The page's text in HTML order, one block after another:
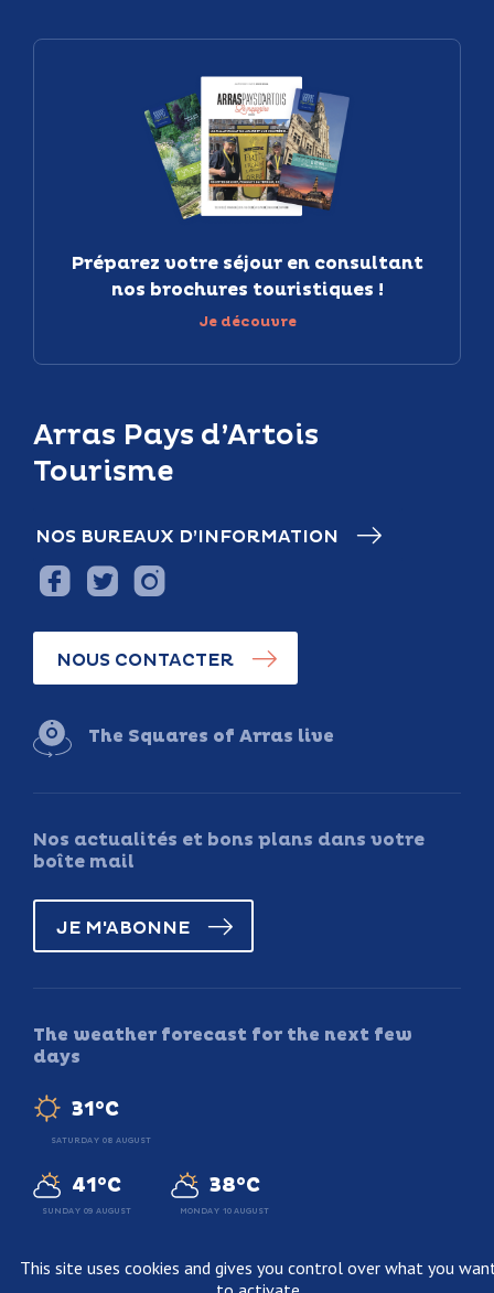
Arras Pays d’Artois
Tourisme
NOS BUREAUX D’INFORMATION
NOUS CONTACTER
The Squares of Arras live
Nos actualités et bons plans dans votre
boîte mail
JE M'ABONNE
The weather forecast for the next few
days
31°C
SATURDAY 08 AUGUST
41°C
SUNDAY 09 AUGUST
38°C
MONDAY 10 AUGUST
Préparez votre séjour en consultant
nos brochures touristiques !
Je découvre
This site uses cookies and gives you control over what you